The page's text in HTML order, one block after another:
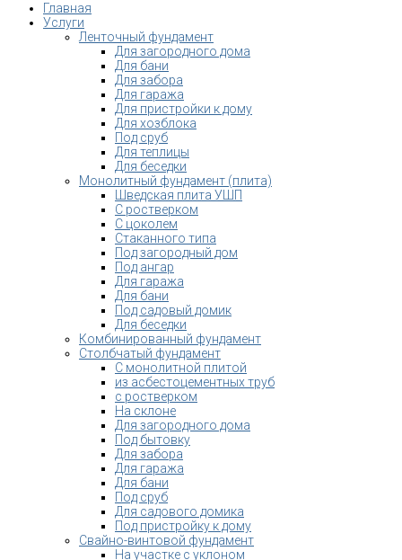
Главная
Услуги
Ленточный фундамент
Для загородного дома
Для бани
Для забора
Для гаража
Для пристройки к дому
Для хозблока
Под сруб
Для теплицы
Для беседки
Монолитный фундамент (плита)
Шведская плита УШП
С ростверком
С цоколем
Стаканного типа
Под загородный дом
Под ангар
Для гаража
Для бани
Под садовый домик
Для беседки
Комбинированный фундамент
Столбчатый фундамент
С монолитной плитой
из асбестоцементных труб
с ростверком
На склоне
Для загородного дома
Под бытовку
Для забора
Для гаража
Для бани
Под сруб
Для садового домика
Под пристройку к дому
Свайно-винтовой фундамент
На участке с уклоном